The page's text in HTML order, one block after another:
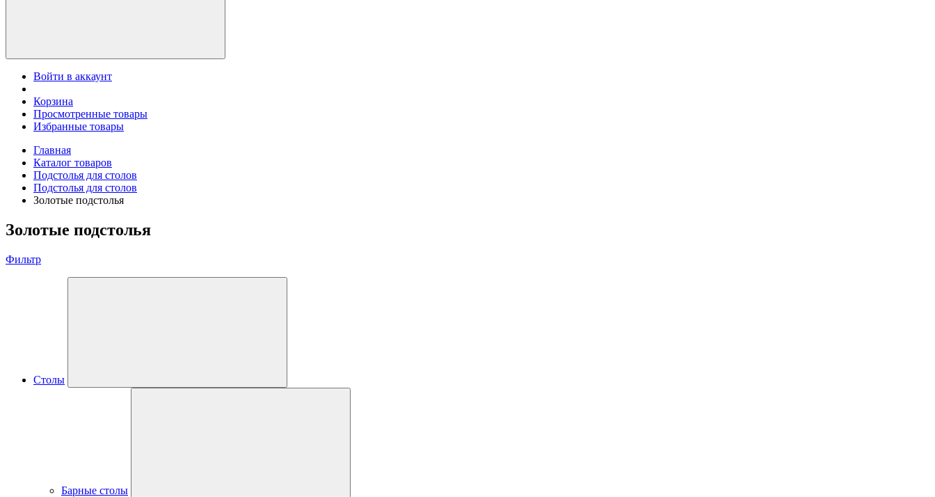
Войти в аккаунт
Корзина
Просмотренные товары
Избранные товары
Главная
Каталог товаров
Подстолья для столов
Подстолья для столов
Золотые подстолья
Золотые подстолья
Фильтр
Столы
Барные столы